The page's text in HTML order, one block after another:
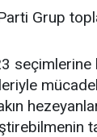
Grup
seçimlerine